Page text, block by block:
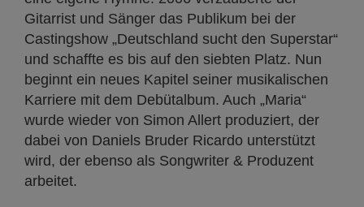
Gitarrist und Sänger das Publikum bei der
Castingshow „Deutschland sucht den Superstar“
und schaffte es bis auf den siebten Platz. Nun
beginnt ein neues Kapitel seiner musikalischen
Karriere mit dem Debütalbum. Auch „Maria“
wurde wieder von Simon Allert produziert, der
dabei von Daniels Bruder Ricardo unterstützt
wird, der ebenso als Songwriter & Produzent
arbeitet.